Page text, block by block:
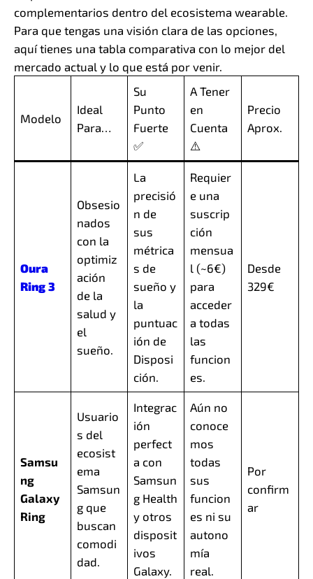
complementarios dentro del ecosistema wearable.
Para que tengas una visión clara de las opciones,
aquí tienes una tabla comparativa con lo mejor del
mercado actual y lo que está por venir.
Modelo
Ideal
Para…
Su
Punto
Fuerte
✅
A Tener
en
Cuenta
⚠️
Precio
Aprox.
Oura
Ring 3
Obsesio
nados
con la
optimiz
ación
de la
salud y
el
sueño.
La
precisió
n de
sus
métrica
s de
sueño y
la
puntuac
ión de
Disposi
ción.
Requier
e una
suscrip
ción
mensua
l (~6€)
para
acceder
a todas
las
funcion
es.
Desde
329€
Samsu
ng
Galaxy
Ring
Usuario
s del
ecosist
ema
Samsun
g que
buscan
comodi
dad.
Integrac
ión
perfect
a con
Samsun
g Health
y otros
disposit
ivos
Galaxy.
Aún no
conoce
mos
todas
sus
funcion
es ni su
autono
mía
real.
Por
confirm
ar